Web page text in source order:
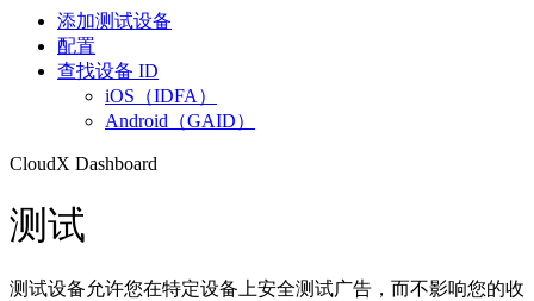
添加测试设备
配置
查找设备 ID
iOS（IDFA）
Android（GAID）
CloudX Dashboard
测试
测试设备允许您在特定设备上安全测试广告，而不影响您的收